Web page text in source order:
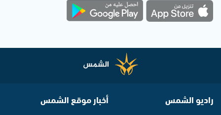
راديو الشمس أخبار موقع الشمس